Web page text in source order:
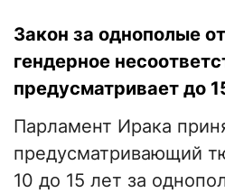
Закон за однополые
гендерное
предусматривает до
Парламент Ирака
предусматривающий
10 до 15 лет за